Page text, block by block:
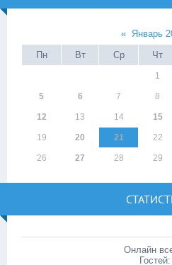
« Январь
Пн
Вт Ср Чт
1
5 6 7 8
12 13 14 15
19 20 21 22
26 27 28 29
Онлайн
Гостей: